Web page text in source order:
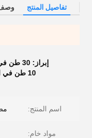
تفاصيل المنتج وصف
إبراز: 30 طن في الساعة مصنع تصنيع الملاط الجاف الجاف
10 طن في الساعة مصنع تصنيع الملاط الجاف المختلط
اسم المنتج:
مواد خام: